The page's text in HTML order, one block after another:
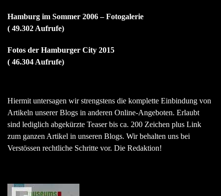
Hamburg im Sommer 2006 – Fotogalerie
( 49.302 Aufrufe)
Fotos der Hamburger City 2015
( 46.304 Aufrufe)
Hiermit untersagen wir strengstens die komplette Einbindung von
Artikeln unserer Blogs in anderen Online-Angeboten. Erlaubt
sind lediglich abgekürzte Teaser bis ca. 200 Zeichen plus Link
zum ganzen Artikel in unseren Blogs. Wir behalten uns bei
Verstössen rechtliche Schritte vor. Die Redaktion!